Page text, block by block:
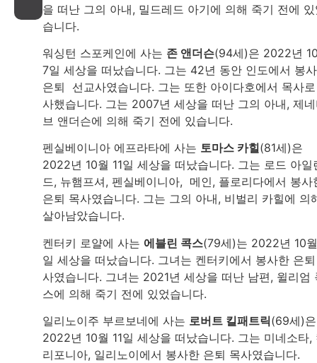
을 떠난 그의 아내, 밀드레드 아기에 의해 죽기 전에
습니다.
워싱턴 스포케인에 사는 존 앤더슨(94세)은 2022년
7일 세상을 떠났습니다. 그는 42년 동안 인도에서 봉
은퇴 선교사였습니다. 그는 또한 아이다호에서 목사
사했습니다. 그는 2007년 세상을 떠난 그의 아내, 제
브 앤더슨에 의해 죽기 전에 있습니다.
펜실베이니아 에프라타에 사는 토마스 카힐(81세)은
2022년 10월 11일 세상을 떠났습니다. 그는 로드 아일
드, 뉴햄프셔, 펜실베이니아, 메인, 플로리다에서 봉사
은퇴 목사였습니다. 그는 그의 아내, 비벌리 카힐에 의
살아남았습니다.
켄터키 로얄에 사는 에블린 콕스(79세)는 2022년 10
일 세상을 떠났습니다. 그녀는 켄터키에서 봉사한 은
사였습니다. 그녀는 2021년 세상을 떠난 남편, 윌리엄
스에 의해 죽기 전에 있었습니다.
일리노이주 부르보네에 사는 로버트 킬패트릭(69세)은
2022년 10월 11일 세상을 떠났습니다. 그는 미네소타,
리포니아, 일리노이에서 봉사한 은퇴 목사였습니다.